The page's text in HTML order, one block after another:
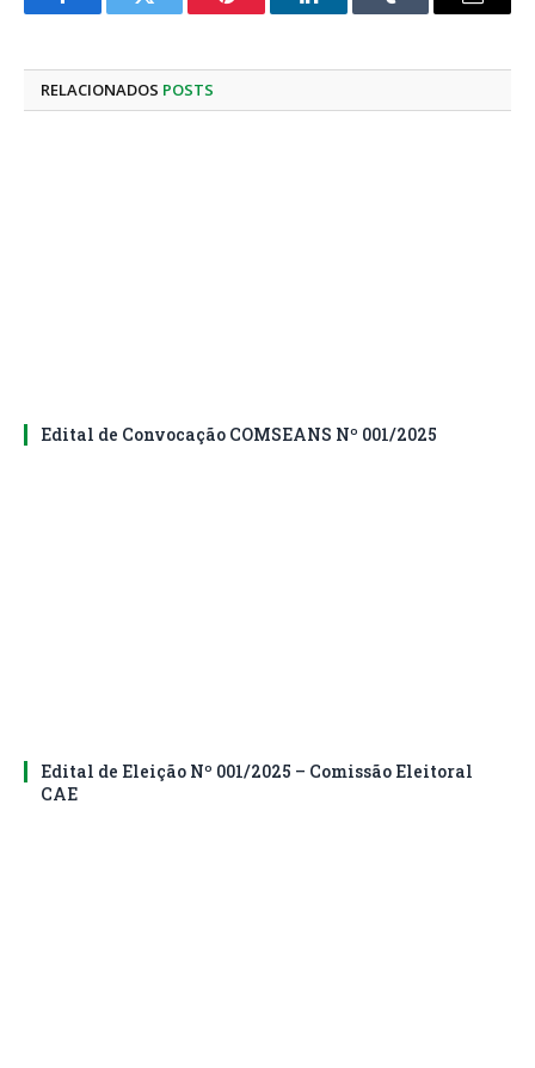
FacebookTwitter Pinterest LinkedInTumblr
E-
RELACIONADOS POSTS
Edital de Convocação COMSEANS Nº 001/2025
Edital de Eleição Nº 001/2025 – Comissão Eleitoral
CAE